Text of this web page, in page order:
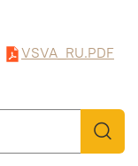
VSVA_RU.PDF